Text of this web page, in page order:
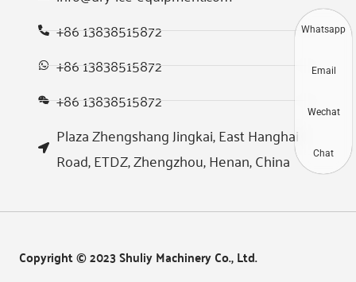
+86 13838515872
+86 13838515872
+86 13838515872
Plaza Zhengshang Jingkai, East Hanghai
Road, ETDZ, Zhengzhou, Henan, China
Copyright © 2023 Shuliy Machinery Co., Ltd.
Whatsapp
Email
Wechat
Chat